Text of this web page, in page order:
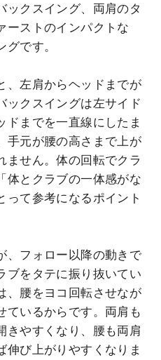
ックスイング、両肩のタ
ーストのインパクトな
です。
、左肩からヘッドまでが
ックスイングは左サイド
ドまでを一直線にしたま
手元が腰の高さまで上が
ません。体の回転でクラ
体とクラブの一体感がな
って参考になるポイント
、フォロー以降の動きで
ブをタテに振り抜いてい
、腰をヨコ回転させなが
ているからです。両肩も
きやすくなり、腰も両肩
伸び上がりやすくなりま